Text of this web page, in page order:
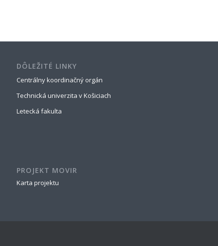
DÔLEŽITÉ LINKY
Centrálny koordinačný orgán
Technická univerzita v Košiciach
Letecká fakulta
PROJEKT MOVIR
Karta projektu